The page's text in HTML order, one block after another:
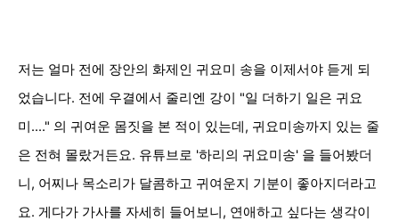
저는 얼마 전에 장안의 화제인 귀요미 송을 이제서야 듣게 되
었습니다. 전에 우결에서 줄리엔 강이 "일 더하기 일은 귀요
미...." 의 귀여운 몸짓을 본 적이 있는데, 귀요미송까지 있는 줄
은 전혀 몰랐거든요. 유튜브로 '하리의 귀요미송' 을 들어봤더
니, 어찌나 목소리가 달콤하고 귀여운지 기분이 좋아지더라고
요. 게다가 가사를 자세히 들어보니, 연애하고 싶다는 생각이